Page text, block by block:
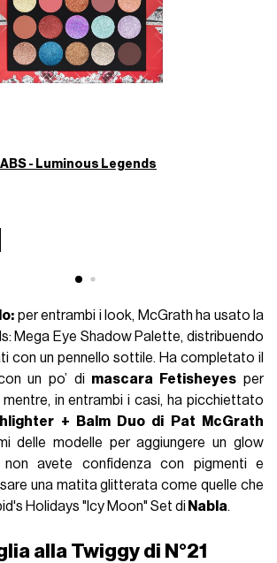
- Luminous Legends
per entrambi i look, McGrath ha usato la
Mega Eye Shadow Palette, distribuendo
con un pennello sottile. Ha completato il
un po’ di mascara Fetisheyes per
in entrambi i casi, ha picchiettato
+ Balm Duo di Pat McGrath
delle modelle per aggiungere un glow
non avete confidenza con pigmenti e
una matita glitterata come quelle che
Holidays "Icy Moon" Set di Nabla.
alla Twiggy di N°21